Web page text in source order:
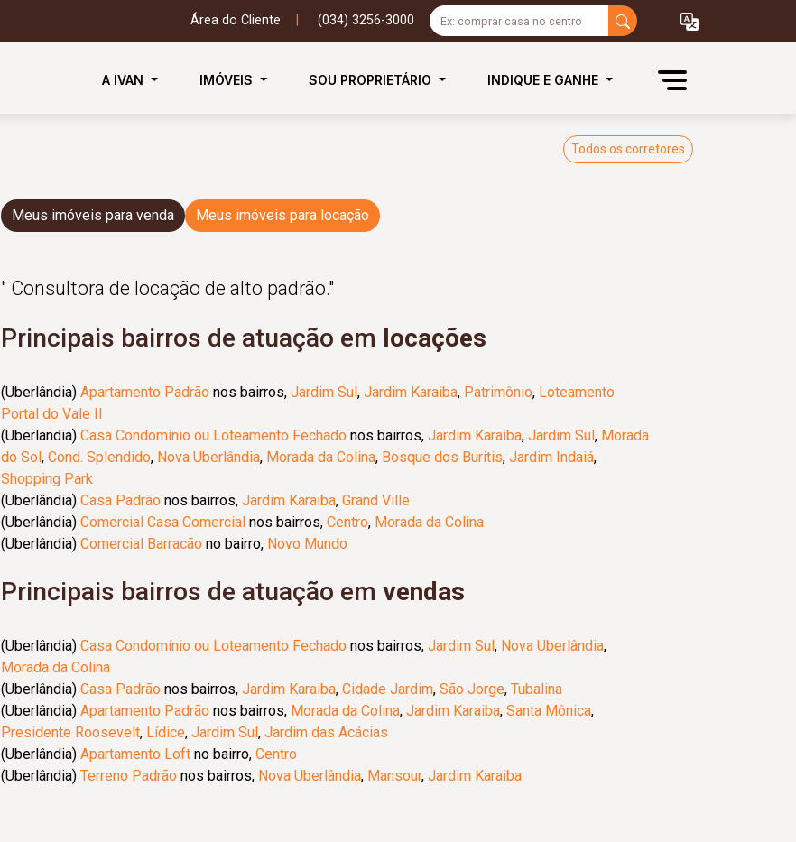
Área do Cliente (034) 3256-3000
A IVAN IMÓVEIS SOU PROPRIETÁRIO INDIQUE E GANHE
Todos os corretores
Meus imóveis para venda Meus imóveis para locação
" Consultora de locação de alto padrão."
Principais bairros de atuação em locações
(Uberlândia) Apartamento Padrão nos bairros, Jardim Sul, Jardim Karaiba, Patrimônio, Loteamento
Portal do Vale II
(Uberlandia) Casa Condomínio ou Loteamento Fechado nos bairros, Jardim Karaiba, Jardim Sul, Morada
do Sol, Cond. Splendido, Nova Uberlândia, Morada da Colina, Bosque dos Buritis, Jardim Indaiá,
Shopping Park
(Uberlândia) Casa Padrão nos bairros, Jardim Karaiba, Grand Ville
(Uberlândia) Comercial Casa Comercialnos bairros, Centro, Morada da Colina
(Uberlândia) Comercial Barracão no bairro, Novo Mundo
Principais bairros de atuação em vendas
(Uberlândia) Casa Condomínio ou Loteamento Fechado nos bairros, Jardim Sul, Nova Uberlândia,
Morada da Colina
(Uberlândia) Casa Padrão nos bairros, Jardim Karaiba, Cidade Jardim, São Jorge, Tubalina
(Uberlândia) Apartamento Padrão nos bairros, Morada da Colina, Jardim Karaiba, Santa Mônica,
Presidente Roosevelt, Lídice, Jardim Sul, Jardim das Acácias
(Uberlândia) Apartamento Loftno bairro, Centro
(Uberlândia) Terreno Padrão nos bairros, Nova Uberlândia, Mansour, Jardim Karaiba